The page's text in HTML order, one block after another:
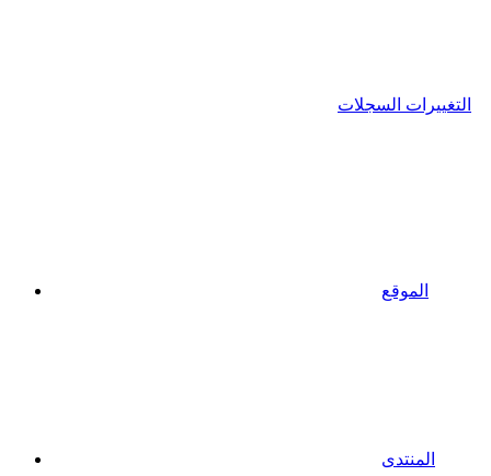
التغييرات السجلات
الموقع
المنتدى